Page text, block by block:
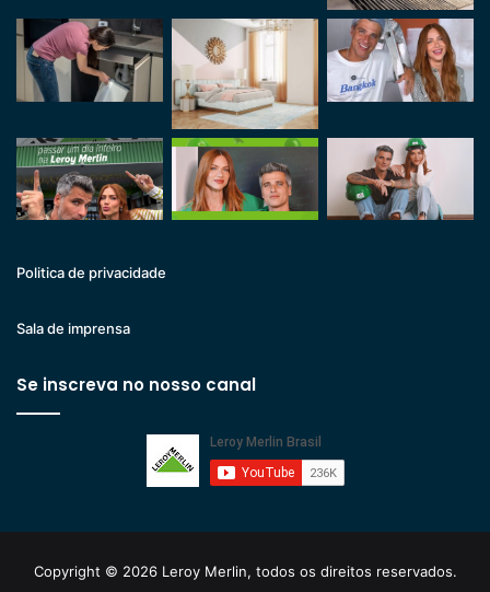
Politica de privacidade
Sala de imprensa
Se inscreva no nosso canal
Copyright © 2026 Leroy Merlin, todos os direitos reservados.